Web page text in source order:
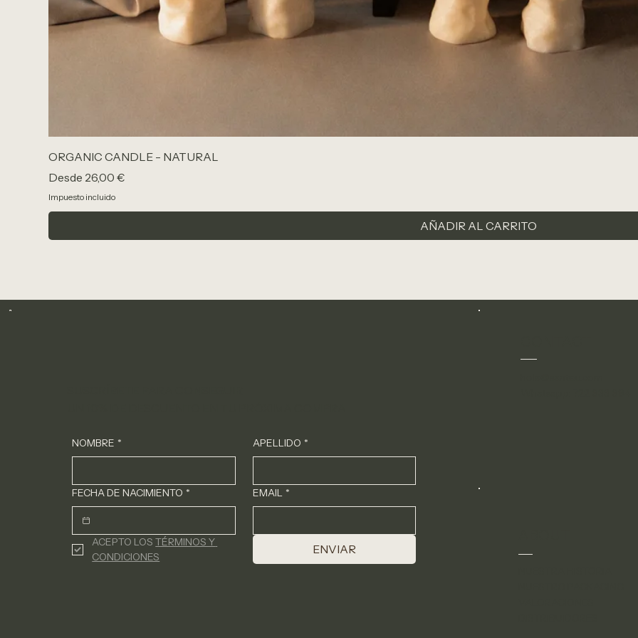
ORGANIC CANDLE - NATURAL
Desde 26,00 €
Precio de oferta
Impuesto incluido
AÑADIR AL CARRITO
NOMBRE * APELLIDO *
FECHA DE NACIMIENTO * EMAIL *
ACEPTO LOS TÉRMINOS Y
CONDICIONES
ENVIAR